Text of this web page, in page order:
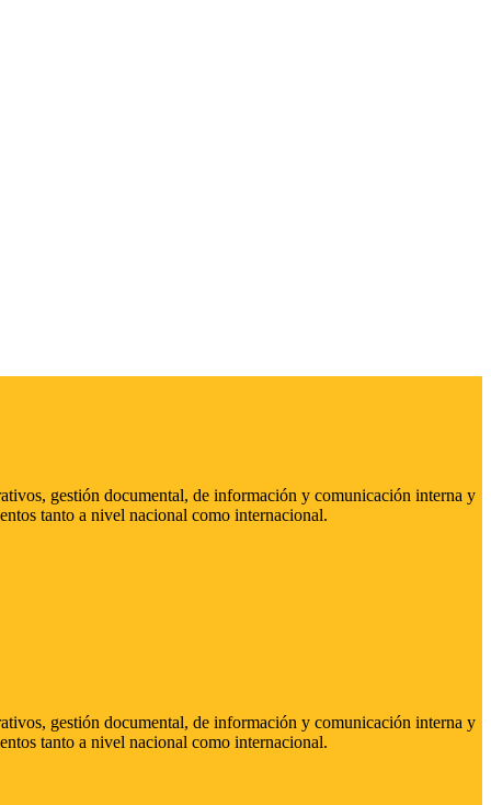
gestión documental, de información y comunicación interna y
tanto a nivel nacional como internacional.
gestión documental, de información y comunicación interna y
tanto a nivel nacional como internacional.